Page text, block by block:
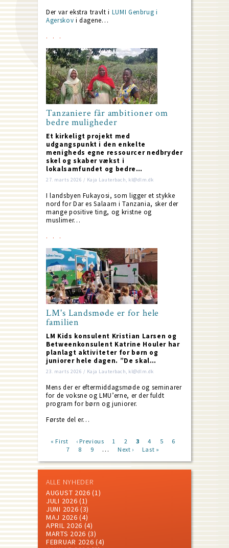
Der var ekstra travlt i LUMI Genbrug i
Agerskov i dagene…
Tanzaniere får ambitioner om
bedre muligheder
Et kirkeligt projekt med
udgangspunkt i den enkelte
menigheds egne ressourcer nedbryder
skel og skaber vækst i
lokalsamfundet og bedre…
27. marts 2026 / Kaja Lauterbach, kl@dlm.dk
I landsbyen Fukayosi, som ligger et stykke
nord for Dar es Salaam i Tanzania, sker der
mange positive ting, og kristne og
muslimer…
LM's Landsmøde er for hele
familien
LM Kids konsulent Kristian Larsen og
Betweenkonsulent Katrine Houler har
planlagt aktiviteter for børn og
juniorer hele dagen. ”De skal…
23. marts 2026 / Kaja Lauterbach, kl@dlm.dk
Mens der er eftermiddagsmøde og seminarer
for de voksne og LMU’erne, er der fuldt
program for børn og juniorer.
Første del er…
Pagination
First
« First
Previous
page
‹ Previous Page
1 Page
2
Current
page
3 Page
4 Page
5 Page
6
7
Page
8 Page
9 …
Next
Next ›
Last
Last »
ALLE NYHEDER
AUGUST 2026 (1)
JULI 2026 (1)
JUNI 2026 (3)
MAJ 2026 (4)
APRIL 2026 (4)
MARTS 2026 (3)
FEBRUAR 2026 (4)